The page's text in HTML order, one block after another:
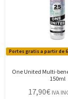
Portes gratis a partir de
One United Multi-
150ml
17,90€ IVA